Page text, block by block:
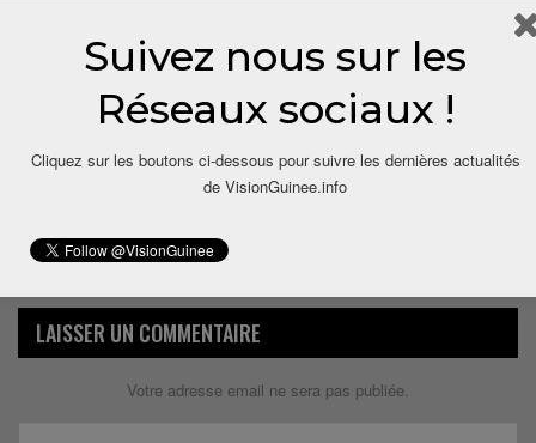
Share
LAISSER UN COMMENTAIRE
Votre adresse email ne sera pas publiée.
Suivez nous sur les
Réseaux sociaux !
Cliquez sur les boutons ci-dessous pour suivre les dernières actualités
de VisionGuinee.info